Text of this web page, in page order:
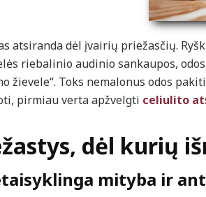
atsiranda dėl įvairių priežasčių.
riebalinio audinio sankaupos,
žievele“. Toks nemalonus odos
pirmiau verta apžvelgti celiulito
dėl kurių
mityba ir